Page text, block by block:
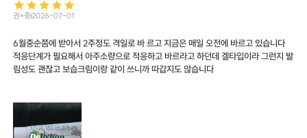
권*중2026-07-01
6월중순쯤에 받아서 2주정도 격일로 바 르고 지금은 매일 오전에 바르고 있습니다
적응단계가 필요해서 아주소량으로 적응하고 바르라고 하던데 겔타입이라 그런지 발
림성도 괜찮고 보습크림이랑 같이 쓰니까 따갑지도 않습니다